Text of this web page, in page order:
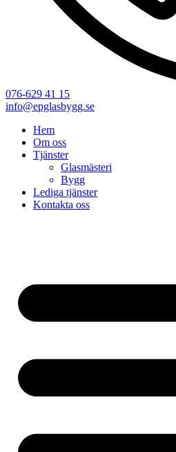
076-629 41 15
info@epglasbygg.se
Hem
Om oss
Tjänster
Glasmästeri
Bygg
Lediga tjänster
Kontakta oss